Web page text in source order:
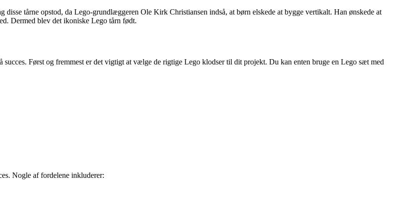
tårne opstod, da Lego-grundlæggeren Ole Kirk Christiansen indså, at børn elskede at bygge vertikalt. Han ønskede at
Dermed blev det ikoniske Lego tårn født.
Først og fremmest er det vigtigt at vælge de rigtige Lego klodser til dit projekt. Du kan enten bruge en Lego sæt med
Nogle af fordelene inkluderer: